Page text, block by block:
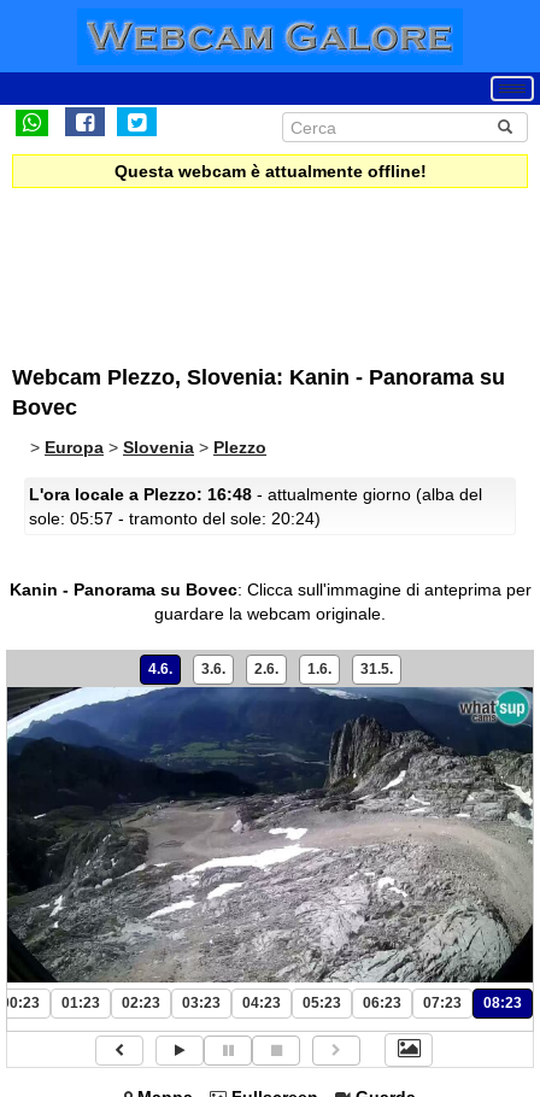
Questa webcam è attualmente offline!
Webcam Plezzo, Slovenia: Kanin - Panorama su
Bovec
> Europa > Slovenia > Plezzo
L'ora locale a Plezzo: 16:48 - attualmente giorno (alba del
sole: 05:57 - tramonto del sole: 20:24)
Kanin - Panorama su Bovec: Clicca sull'immagine di anteprima per
guardare la webcam originale.
4.6. 3.6. 2.6. 1.6. 31.5.
00:23 01:23 02:23 03:23 04:23 05:23 06:23 07:23 08:23